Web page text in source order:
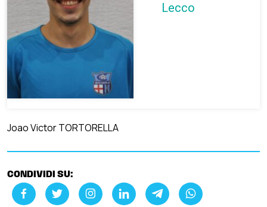
Lecco
Joao Victor TORTORELLA
CONDIVIDI SU: